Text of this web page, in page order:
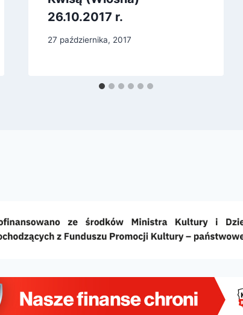
26.10.2017 r.
27 października, 2017